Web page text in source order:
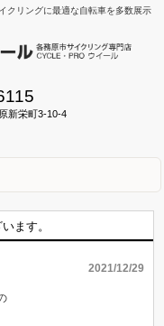
クリングに最適な自転車を多数展示
新栄町3-10-4
ます。
2021/12/29